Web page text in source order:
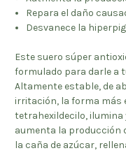
Repara el daño
Desvanece la
Este suero súper
formulado para darle a
Altamente estable, de
irritación, la forma más
tetrahexildecilo, ilumina
aumenta la producción
la caña de azúcar,